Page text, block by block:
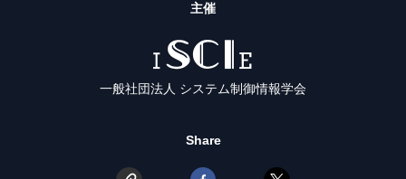
主催
ISCIE
一般社団法人 システム制御情報学会
Share